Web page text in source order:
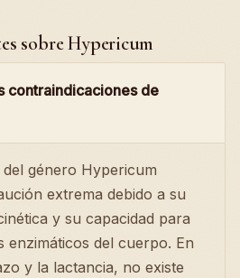
sobre Hypericum
contraindicaciones de
del género Hypericum
extrema debido a su
y su capacidad para
enzimáticos del cuerpo. En
y la lactancia, no existe